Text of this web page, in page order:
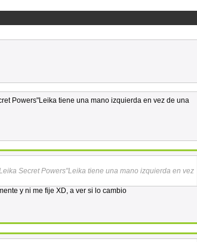
Powers"Leika tiene una mano izquierda en vez de una
Secret Powers"Leika tiene una mano izquierda en vez
y ni me fije XD, a ver si lo cambio